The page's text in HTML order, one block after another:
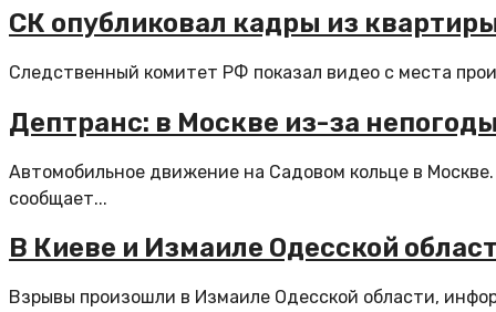
СК опубликовал кадры из
Следственный комитет РФ показал видео с места
Дептранс: в Москве из-за
Автомобильное движение на Садовом кольце в
сообщает...
В Киеве и Измаиле Одесской
Взрывы произошли в Измаиле Одесской области,